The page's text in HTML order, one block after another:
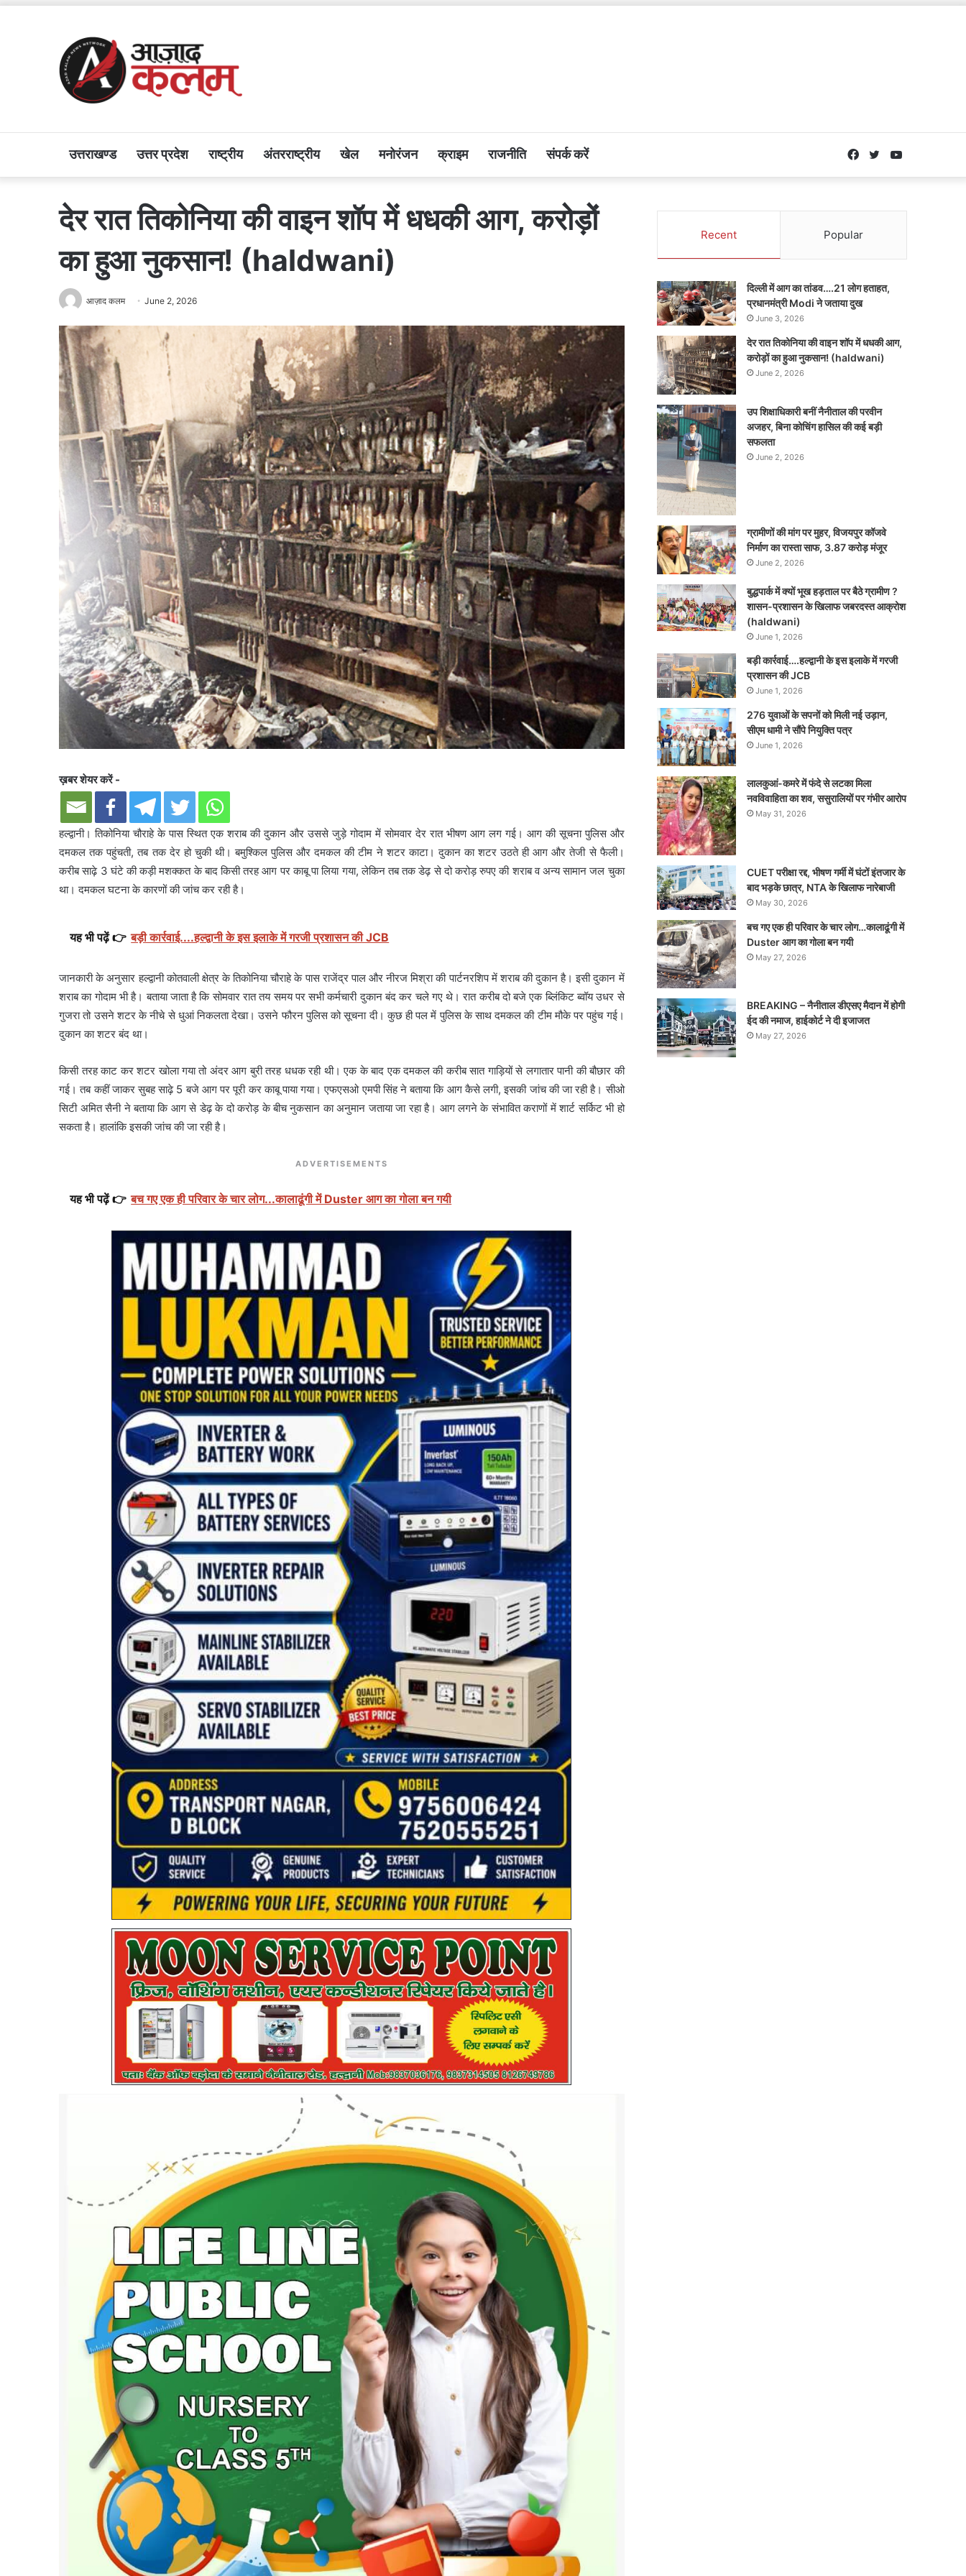
उत्तराखण्ड उत्तर प्रदेश राष्ट्रीय अंतरराष्ट्रीय खेल मनोरंजन क्राइम राजनीति संपर्क करें YouTube
Twitter
Facebook
देर रात तिकोनिया की वाइन शॉप में धधकी आग, करोड़ों
का हुआ नुकसान! (haldwani)
आज़ाद कलम June 2, 2026
ख़बर शेयर करें -
हल्द्वानी। तिकोनिया चौराहे के पास स्थित एक शराब की दुकान और उससे जुड़े गोदाम में सोमवार देर रात भीषण आग लग गई। आग की सूचना पुलिस और
दमकल तक पहुंचती, तब तक देर हो चुकी थी। बमुश्किल पुलिस और दमकल की टीम ने शटर काटा। दुकान का शटर उठते ही आग और तेजी से फैली।
करीब साढ़े 3 घंटे की कड़ी मशक्कत के बाद किसी तरह आग पर काबू पा लिया गया, लेकिन तब तक डेढ़ से दो करोड़ रुपए की शराब व अन्य सामान जल चुका
था। दमकल घटना के कारणों की जांच कर रही है।
यह भी पढ़ें 👉 बड़ी कार्रवाई....हल्द्वानी के इस इलाके में गरजी प्रशासन की JCB
जानकारी के अनुसार हल्द्वानी कोतवाली क्षेत्र के तिकोनिया चौराहे के पास राजेंद्र पाल और नीरज मिश्रा की पार्टनरशिप में शराब की दुकान है। इसी दुकान में
शराब का गोदाम भी है। बताया जाता है कि सोमवार रात तय समय पर सभी कर्मचारी दुकान बंद कर चले गए थे। रात करीब दो बजे एक ब्लिंकिट ब्वॉय उधर से
गुजरा तो उसने शटर के नीचे से धुआं निकलता देखा। उसने फौरन पुलिस को सूचना दी। कुछ ही पल में पुलिस के साथ दमकल की टीम मौके पर पहुंच गई।
दुकान का शटर बंद था।
किसी तरह काट कर शटर खोला गया तो अंदर आग बुरी तरह धधक रही थी। एक के बाद एक दमकल की करीब सात गाड़ियों से लगातार पानी की बौछार की
गई। तब कहीं जाकर सुबह साढ़े 5 बजे आग पर पूरी कर काबू पाया गया। एफएसओ एमपी सिंह ने बताया कि आग कैसे लगी, इसकी जांच की जा रही है। सीओ
सिटी अमित सैनी ने बताया कि आग से डेढ़ के दो करोड़ के बीच नुकसान का अनुमान जताया जा रहा है। आग लगने के संभावित कराणों में शार्ट सर्किट भी हो
सकता है। हालांकि इसकी जांच की जा रही है।
ADVERTISEMENTS
यह भी पढ़ें 👉 बच गए एक ही परिवार के चार लोग...कालाढूंगी में Duster आग का गोला बन गयी
Recent Popular
दिल्ली में आग का तांडव….21 लोग हताहत,
प्रधानमंत्री Modi ने जताया दुख
June 3, 2026
देर रात तिकोनिया की वाइन शॉप में धधकी आग,
करोड़ों का हुआ नुकसान! (haldwani)
June 2, 2026
उप शिक्षाधिकारी बनीं नैनीताल की परवीन
अजहर, बिना कोचिंग हासिल की कई बड़ी
सफलता
June 2, 2026
ग्रामीणों की मांग पर मुहर, विजयपुर कॉजवे
निर्माण का रास्ता साफ, 3.87 करोड़ मंजूर
June 2, 2026
बुद्धपार्क में क्यों भूख हड़ताल पर बैठे ग्रामीण ?
शासन-प्रशासन के खिलाफ जबरदस्त आक्रोश
(haldwani)
June 1, 2026
बड़ी कार्रवाई….हल्द्वानी के इस इलाके में गरजी
प्रशासन की JCB
June 1, 2026
276 युवाओं के सपनों को मिली नई उड़ान,
सीएम धामी ने सौंपे नियुक्ति पत्र
June 1, 2026
लालकुआं-कमरे में फंदे से लटका मिला
नवविवाहिता का शव, ससुरालियों पर गंभीर आरोप
May 31, 2026
CUET परीक्षा रद्द, भीषण गर्मी में घंटों इंतजार के
बाद भड़के छात्र, NTA के खिलाफ नारेबाजी
May 30, 2026
बच गए एक ही परिवार के चार लोग…कालाढूंगी में
Duster आग का गोला बन गयी
May 27, 2026
BREAKING – नैनीताल डीएसए मैदान में होगी
ईद की नमाज, हाईकोर्ट ने दी इजाजत
May 27, 2026